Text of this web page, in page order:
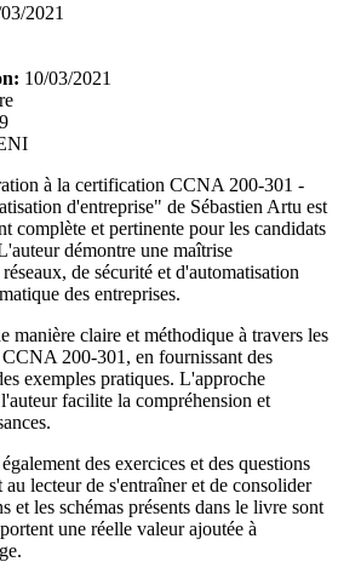
2021
10/03/2021
à la certification CCNA 200-301 -
d'entreprise" de Sébastien Artu est
complète et pertinente pour les candidats
démontre une maîtrise
de sécurité et d'automatisation
des entreprises.
manière claire et méthodique à travers les
200-301, en fournissant des
exemples pratiques. L'approche
facilite la compréhension et
des exercices et des questions
lecteur de s'entraîner et de consolider
et les schémas présents dans le livre sont
une réelle valeur ajoutée à